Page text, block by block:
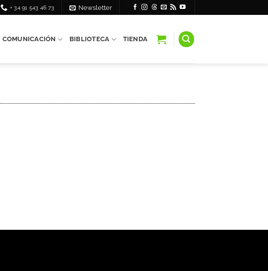
+ 34 91 543 46 73 Newsletter
COMUNICACIÓN BIBLIOTECA TIENDA